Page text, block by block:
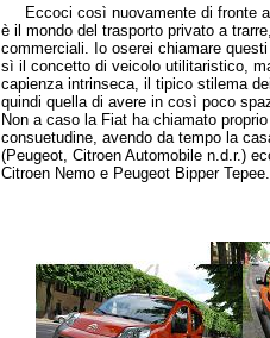
Eccoci così nuovamente di fronte
è il mondo del trasporto privato a
commerciali. Io oserei chiamare
sì il concetto di veicolo utilitaristico,
capienza intrinseca, il tipico stilema
quindi quella di avere in così poco
Non a caso la Fiat ha chiamato
consuetudine, avendo da tempo la
(Peugeot, Citroen Automobile n.d.r.)
Citroen Nemo e Peugeot Bipper Tepee.